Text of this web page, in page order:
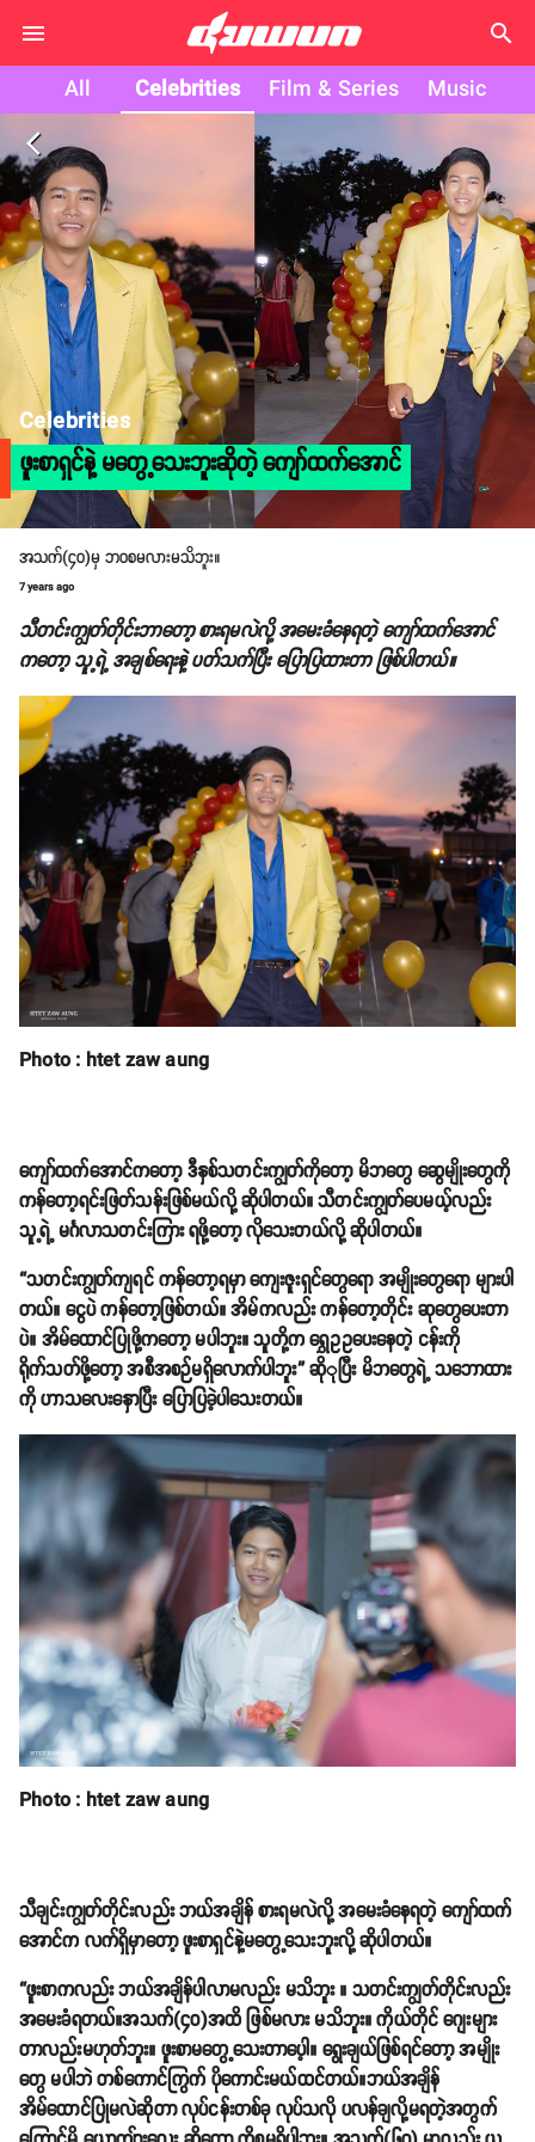
search
All Celebrities Film & Series Music
arrow_back_ios
Celebrities
ဖူးစာရှင်နဲ့ မတွေ့သေးဘူးဆိုတဲ့ ကျော်ထက်အောင်
အသက်(၄၀)မှ ဘဝစမလားမသိဘူး။
7 years ago
သီတင်းကျွတ်တိုင်းဘာတော့ စားရမလဲလို့ အမေးခံနေရတဲ့ ကျော်ထက်အောင်
ကတော့ သူ့ရဲ့ အချစ်ရေးနဲ့ ပတ်သက်ပြီး ပြောပြထားတာ ဖြစ်ပါတယ်။
Photo : htet zaw aung
ကျော်ထက်အောင်ကတော့ ဒီနှစ်သတင်းကျွတ်ကိုတော့ မိဘတွေ ဆွေမျိုးတွေကို
ကန်တော့ရင်းဖြတ်သန်းဖြစ်မယ်လို့ ဆိုပါတယ်။ သီတင်းကျွတ်ပေမယ့်လည်း
သူ့ရဲ့ မင်္ဂလာသတင်းကြား ရဖို့တော့ လိုသေးတယ်လို့ ဆိုပါတယ်။
“သတင်းကျွတ်ကျရင် ကန်တော့ရမှာ ကျေးဇူးရှင်တွေရော အမျိုးတွေရော များပါ
တယ်။ ငွေပဲ ကန်တော့ဖြစ်တယ်။ အိမ်ကလည်း ကန်တော့တိုင်း ဆုတွေပေးတာ
ပဲ။ အိမ်ထောင်ပြုဖို့ကတော့ မပါဘူး။ သူတို့က ရွှေဥဥပေးနေတဲ့ ငန်းကို
ရိုက်သတ်ဖို့တော့ အစီအစဉ်မရှိလောက်ပါဘူး” ဆိုုပြီး မိဘတွေရဲ့ သဘောထား
ကို ဟာသလေးနှောပြီး ပြောပြခဲ့ပါသေးတယ်။
Photo : htet zaw aung
သီချင်းကျွတ်တိုင်းလည်း ဘယ်အချိန် စားရမလဲလို့ အမေးခံနေရတဲ့ ကျော်ထက်
အောင်က လက်ရှိမှာတော့ ဖူးစာရှင်နဲ့မတွေ့သေးဘူးလို့ ဆိုပါတယ်။
“ဖူးစာကလည်း ဘယ်အချိန်ပါလာမလည်း မသိဘူး ။ သတင်းကျွတ်တိုင်းလည်း
အမေးခံရတယ်။အသက်(၄၀)အထိ ဖြစ်မလား မသိဘူး။ ကိုယ်တိုင် ဂျေးများ
တာလည်းမဟုတ်ဘူး။ ဖူးစာမတွေ့သေးတာပေ့ါ။ ရွေးချယ်ဖြစ်ရင်တော့ အမျိုး
တွေ မပါဘဲ တစ်ကောင်ကြွက် ပိုကောင်းမယ်ထင်တယ်။ဘယ်အချိန်
အိမ်ထောင်ပြုမလဲဆိုတာ လုပ်ငန်းတစ်ခု လုပ်သလို ပလန်ချလို့မရတဲ့အတွက်